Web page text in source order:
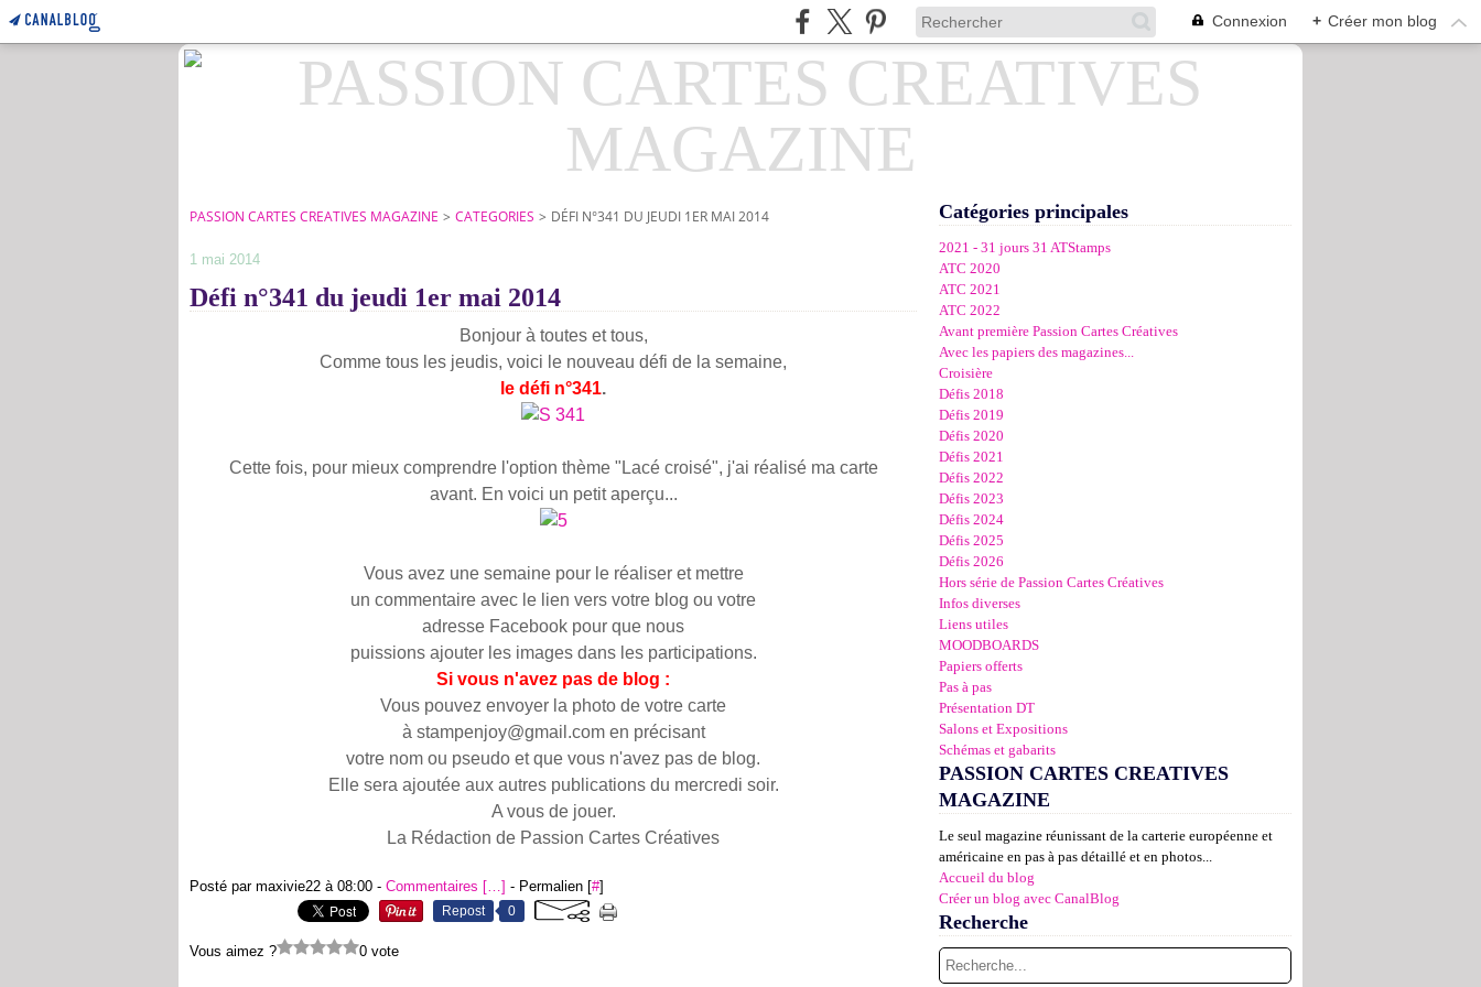
Connexion + Créer mon blog
PASSION CARTES CREATIVES MAGAZINE > CATEGORIES > DÉFI N°341 DU JEUDI 1ER MAI 2014
1 mai 2014
Défi n°341 du jeudi 1er mai 2014
Bonjour à toutes et tous,
Comme tous les jeudis, voici le nouveau défi de la semaine,
le défi n°341.
Cette fois, pour mieux comprendre l'option thème "Lacé croisé", j'ai réalisé ma carte
avant. En voici un petit aperçu...
Vous avez une semaine pour le réaliser et mettre
un commentaire avec le lien vers votre blog ou votre
adresse Facebook pour que nous
puissions ajouter les images dans les participations.
Si vous n'avez pas de blog :
Vous pouvez envoyer la photo de votre carte
à stampenjoy@gmail.com en précisant
votre nom ou pseudo et que vous n'avez pas de blog.
Elle sera ajoutée aux autres publications du mercredi soir.
A vous de jouer.
La Rédaction de Passion Cartes Créatives
Posté par maxivie22 à 08:00 - Commentaires […] - Permalien [#]
Repost 0
Vous aimez ? 0 vote
Catégories principales
2021 - 31 jours 31 ATStamps
ATC 2020
ATC 2021
ATC 2022
Avant première Passion Cartes Créatives
Avec les papiers des magazines...
Croisière
Défis 2018
Défis 2019
Défis 2020
Défis 2021
Défis 2022
Défis 2023
Défis 2024
Défis 2025
Défis 2026
Hors série de Passion Cartes Créatives
Infos diverses
Liens utiles
MOODBOARDS
Papiers offerts
Pas à pas
Présentation DT
Salons et Expositions
Schémas et gabarits
PASSION CARTES CREATIVES
MAGAZINE
Le seul magazine réunissant de la carterie européenne et
américaine en pas à pas détaillé et en photos...
Accueil du blog
Créer un blog avec CanalBlog
Recherche